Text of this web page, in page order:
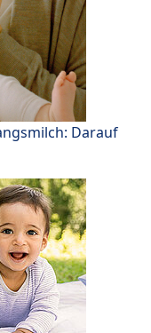
Darauf